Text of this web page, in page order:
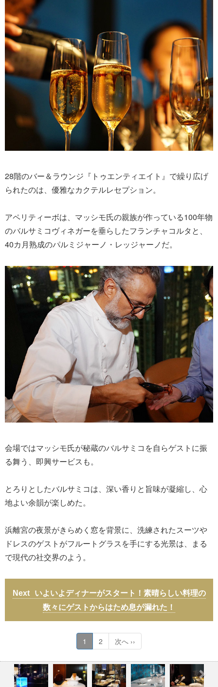
28階のバー＆ラウンジ『トゥエンティエイト』で繰り広げ
られたのは、優雅なカクテルレセプション。
アペリティーボは、マッシモ氏の親族が作っている100年物
のバルサミコヴィネガーを垂らしたフランチャコルタと、
40カ月熟成のパルミジャーノ・レッジャーノだ。
会場ではマッシモ氏が秘蔵のバルサミコを自らゲストに振
る舞う、即興サービスも。
とろりとしたバルサミコは、深い香りと旨味が凝縮し、心
地よい余韻が楽しめた。
浜離宮の夜景がきらめく窓を背景に、洗練されたスーツや
ドレスのゲストがフルートグラスを手にする光景は、まる
で現代の社交界のよう。
いよいよディナーがスタート！素晴らしい料理の
数々にゲストからはため息が漏れた！
1 2 次へ ››